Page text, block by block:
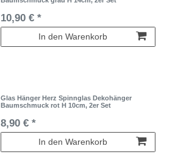
10,90 € *
In den Warenkorb
Glas Hänger Herz Spinnglas Dekohänger
Baumschmuck rot H 10cm, 2er Set
8,90 € *
In den Warenkorb